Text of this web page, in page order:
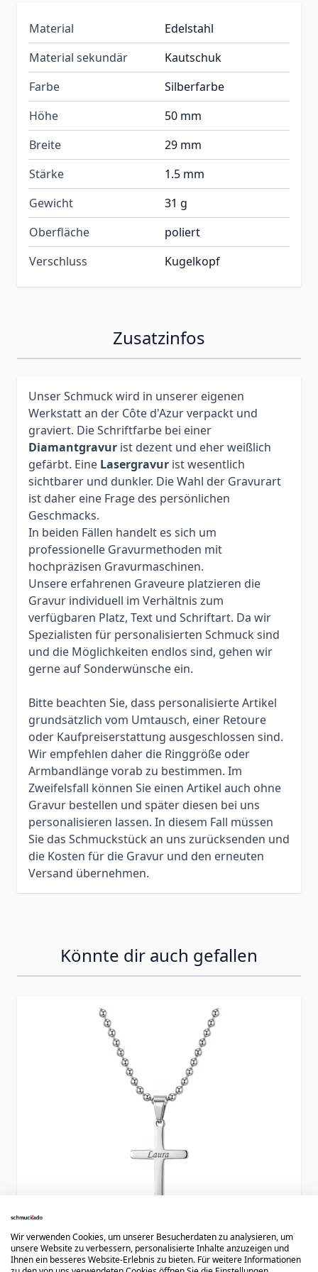
Material
Edelstahl
Material sekundär
Kautschuk
Farbe
Silberfarbe
Höhe
50 mm
Breite
29 mm
Stärke
1.5 mm
Gewicht
31 g
Oberfläche
poliert
Verschluss
Kugelkopf
Zusatzinfos
Unser Schmuck wird in unserer eigenen
Werkstatt an der Côte d'Azur verpackt und
graviert. Die Schriftfarbe bei einer
Diamantgravur ist dezent und eher weißlich
gefärbt. Eine Lasergravur ist wesentlich
sichtbarer und dunkler. Die Wahl der Gravurart
ist daher eine Frage des persönlichen
Geschmacks.
In beiden Fällen handelt es sich um
professionelle Gravurmethoden mit
hochpräzisen Gravurmaschinen.
Unsere erfahrenen Graveure platzieren die
Gravur individuell im Verhältnis zum
verfügbaren Platz, Text und Schriftart. Da wir
Spezialisten für personalisierten Schmuck sind
und die Möglichkeiten endlos sind, gehen wir
gerne auf Sonderwünsche ein.
Bitte beachten Sie, dass personalisierte Artikel
grundsätzlich vom Umtausch, einer Retoure
oder Kaufpreiserstattung ausgeschlossen sind.
Wir empfehlen daher die Ringgröße oder
Armbandlänge vorab zu bestimmen. Im
Zweifelsfall können Sie einen Artikel auch ohne
Gravur bestellen und später diesen bei uns
personalisieren lassen. In diesem Fall müssen
Sie das Schmuckstück an uns zurücksenden und
die Kosten für die Gravur und den erneuten
Versand übernehmen.
Könnte dir auch gefallen
Wir verwenden Cookies, um unserer Besucherdaten zu analysieren, um
unsere Website zu verbessern, personalisierte Inhalte anzuzeigen und
Ihnen ein besseres Website-Erlebnis zu bieten. Für weitere Informationen